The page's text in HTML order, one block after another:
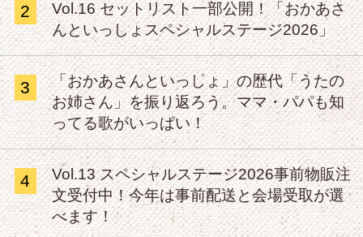
2
Vol.16 セットリスト一部公開！「おかあさ
んといっしょスペシャルステージ2026」
3
「おかあさんといっしょ」の歴代「うたの
お姉さん」を振り返ろう。ママ・パパも知
ってる歌がいっぱい！
4
Vol.13 スペシャルステージ2026事前物販注
文受付中！今年は事前配送と会場受取が選
べます！